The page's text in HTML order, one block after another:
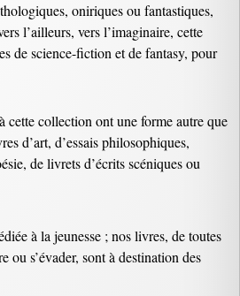
oniriques ou fantastiques,
l’ailleurs, vers l’imaginaire, cette
de science-fiction et de fantasy, pour
cette collection ont une forme autre que
d’art, d’essais philosophiques,
de livrets d’écrits scéniques ou
à la jeunesse ; nos livres, de toutes
ou s’évader, sont à destination des